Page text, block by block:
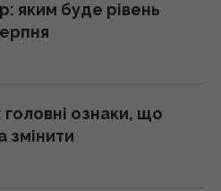
життєздатні
– індукційній чи
яким буде рівень
ознаки, що
змінити